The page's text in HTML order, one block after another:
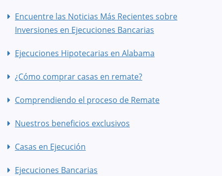
Encuentre las Noticias Más Recientes sobre
Inversiones en Ejecuciones Bancarias
Ejecuciones Hipotecarias en Alabama
¿Cómo comprar casas en remate?
Comprendiendo el proceso de Remate
Nuestros beneficios exclusivos
Casas en Ejecución
Ejecuciones Bancarias